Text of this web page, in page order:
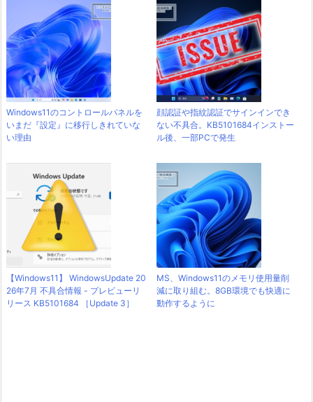
Windows11のコントロールパネルを
いまだ『設定』に移行しきれていな
い理由
顔認証や指紋認証でサインインでき
ない不具合。KB5101684インストー
ル後、一部PCで発生
【Windows11】 WindowsUpdate 20
26年7月 不具合情報 - プレビューリ
リース KB5101684 ［Update 3］
MS、Windows11のメモリ使用量削
減に取り組む。8GB環境でも快適に
動作するように